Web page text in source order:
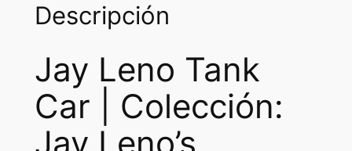
e
i
:
₡
3
Descripción
Jay Leno Tank
Car | Colección:
Jay Leno’s